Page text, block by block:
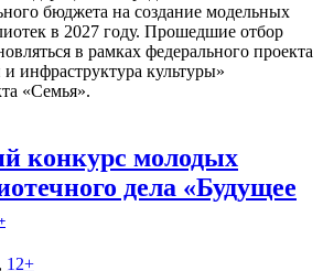
бюджета на создание модельных
в 2027 году. Прошедшие отбор
в рамках федерального проекта
инфраструктура культуры»
«Семья».
конкурс молодых
дела «Будущее
, 12+